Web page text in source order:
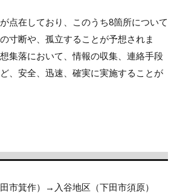
点在しており、このうち8箇所について
寸断や、孤立することが予想されま
集落において、情報の収集、連絡手段
、安全、迅速、確実に実施することが
市箕作）→入谷地区（下田市須原）